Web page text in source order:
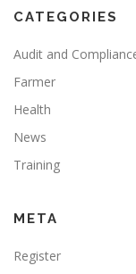
CATEGORIES
Audit and
Farmer
Health
News
Training
META
Register